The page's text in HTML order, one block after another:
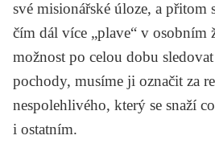
své misionářské úloze, a přitom
čím dál více „plave“ v osobním
možnost po celou dobu
pochody, musíme ji označit za
nespolehlivého, který se snaží
i ostatním.